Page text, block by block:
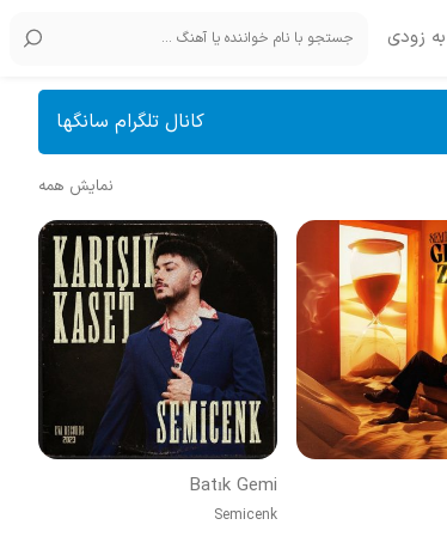
به زودی
کانال تلگرام سانگها
نمایش همه
Batık Gemi
Semicenk